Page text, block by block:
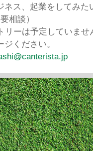
ネス、起業をしてみた
相談）
ーは予定していませ
ください。